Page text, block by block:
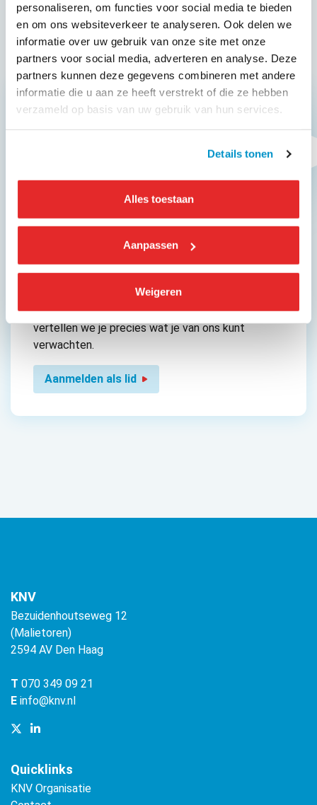
personaliseren, om functies voor social media te bieden
en om ons websiteverkeer te analyseren. Ook delen we
informatie over uw gebruik van onze site met onze
partners voor social media, adverteren en analyse. Deze
partners kunnen deze gegevens combineren met andere
informatie die u aan ze heeft verstrekt of die ze hebben
verzameld op basis van uw gebruik van hun services.
Details tonen
Alles toestaan
Aanpassen
Weigeren
Lid worden van KNV?
Wil je lid worden? Neem contact met ons op, dan
vertellen we je precies wat je van ons kunt
verwachten.
Aanmelden als lid
KNV
Bezuidenhoutseweg 12
(Malietoren)
2594 AV Den Haag
T 070 349 09 21
E info@knv.nl
Quicklinks
KNV Organisatie